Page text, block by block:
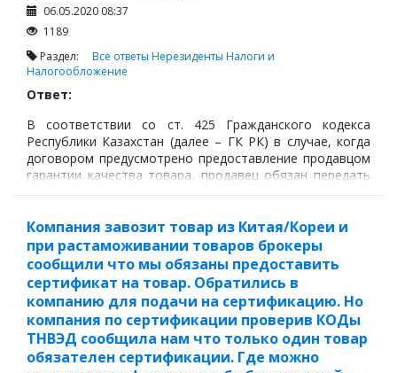
06.05.2020 08:37
1189
Раздел: Все ответы Нерезиденты Налоги и
Налогообложение
Ответ:
В соответствии со ст. 425 Гражданского кодекса
Республики Казахстан (далее – ГК РК) в случае, когда
договором предусмотрено предоставление продавцом
гарантии качества товара, продавец обязан передать
покупателю товар, который должен соответствовать
(соответствующего качества) настоящего Кодекса, в
течение определенного периода времени,
установленного договором (гарантийного срока).
Компания завозит товар из Китая/Кореи и
при растаможивании товаров брокеры
сообщили что мы обязаны предоставить
сертификат на товар. Обратились в
компанию для подачи на сертификацию. Но
компания по сертификации проверив КОДы
ТНВЭД сообщила нам что только один товар
обязателен сертификации. Где можно